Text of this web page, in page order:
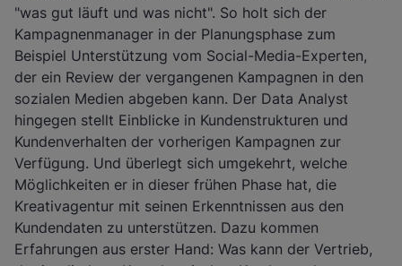
"was gut läuft und was nicht". So holt sich der
Kampagnenmanager in der Planungsphase zum
Beispiel Unterstützung vom Social-Media-Experten,
der ein Review der vergangenen Kampagnen in den
sozialen Medien abgeben kann. Der Data Analyst
hingegen stellt Einblicke in Kundenstrukturen und
Kundenverhalten der vorherigen Kampagnen zur
Verfügung. Und überlegt sich umgekehrt, welche
Möglichkeiten er in dieser frühen Phase hat, die
Kreativagentur mit seinen Erkenntnissen aus den
Kundendaten zu unterstützen. Dazu kommen
Erfahrungen aus erster Hand: Was kann der Vertrieb,